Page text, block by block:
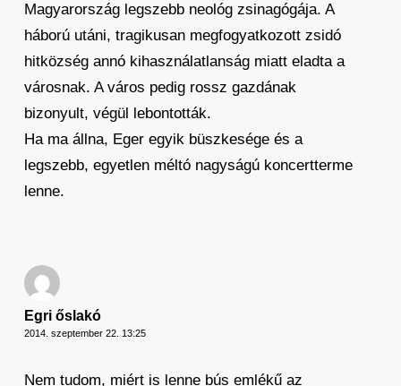
Magyarország legszebb neológ zsinagógája. A
háború utáni, tragikusan megfogyatkozott zsidó
hitközség annó kihasználatlanság miatt eladta a
városnak. A város pedig rossz gazdának
bizonyult, végül lebontották.
Ha ma állna, Eger egyik büszkesége és a
legszebb, egyetlen méltó nagyságú koncertterme
lenne.
Egri őslakó
2014. szeptember 22. 13:25
Nem tudom, miért is lenne bús emlékű az